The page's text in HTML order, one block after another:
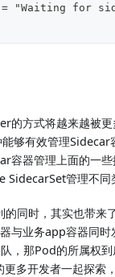
"Waiting for
的方式将越来越被
能够有效管理
容器管理上面的一
SidecarSet管理不同
同时，其实也带来
与业务app容器同
，那Pod的所属权
多开发者一起探索